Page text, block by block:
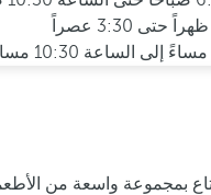
بمجموعة واسعة من